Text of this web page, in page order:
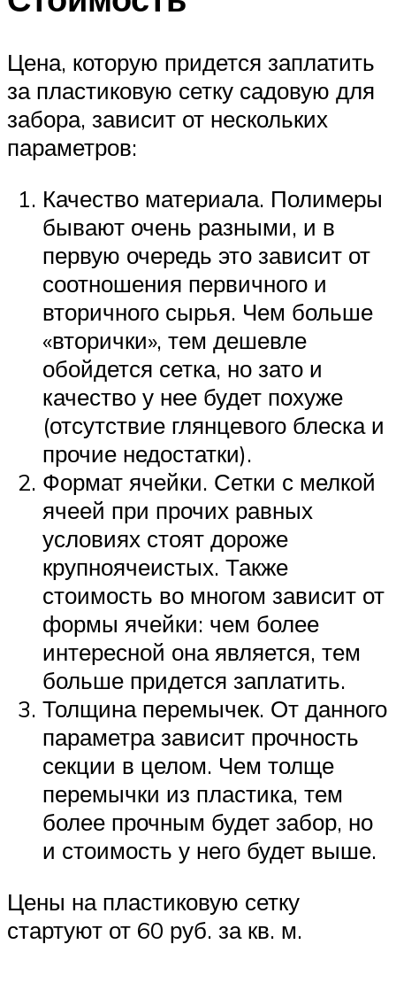
Цена, которую придется заплатить
за пластиковую сетку садовую для
забора, зависит от нескольких
параметров:
Качество материала. Полимеры
бывают очень разными, и в
первую очередь это зависит от
соотношения первичного и
вторичного сырья. Чем больше
«вторички», тем дешевле
обойдется сетка, но зато и
качество у нее будет похуже
(отсутствие глянцевого блеска и
прочие недостатки).
Формат ячейки. Сетки с мелкой
ячеей при прочих равных
условиях стоят дороже
крупноячеистых. Также
стоимость во многом зависит от
формы ячейки: чем более
интересной она является, тем
больше придется заплатить.
Толщина перемычек. От данного
параметра зависит прочность
секции в целом. Чем толще
перемычки из пластика, тем
более прочным будет забор, но
и стоимость у него будет выше.
Цены на пластиковую сетку
стартуют от 60 руб. за кв. м.